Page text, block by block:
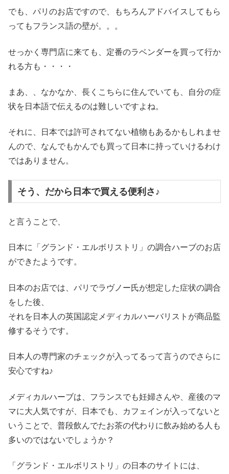
でも、パリのお店ですので、もちろんアドバイスしてもら
ってもフランス語の壁が。。。
せっかく専門店に来ても、定番のラベンダーを買って行か
れる方も・・・・
まあ、、なかなか、長くこちらに住んでいても、自分の症
状を日本語で伝えるのは難しいですよね。
それに、日本では許可されてない植物もあるかもしれませ
んので、なんでもかんでも買って日本に持っていけるわけ
ではありません。
そう、だから日本で買える便利さ♪
と言うことで、
日本に「グランド・エルボリストリ」の調合ハーブのお店
ができたようです。
日本のお店では、パリでラヴノー氏が想定した症状の調合
をした後、
それを日本人の英国認定メディカルハーバリストが商品監
修するそうです。
日本人の専門家のチェックが入ってるって言うのでさらに
安心ですね♪
メディカルハーブは、フランスでも妊婦さんや、産後のマ
マに大人気ですが、日本でも、カフェインが入ってないと
いうことで、普段飲んでたお茶の代わりに飲み始める人も
多いのではないでしょうか？
「グランド・エルボリストリ」の日本のサイトには、